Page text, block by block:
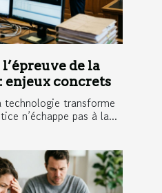
de la
concrets
technologie transforme
n’échappe pas à la...